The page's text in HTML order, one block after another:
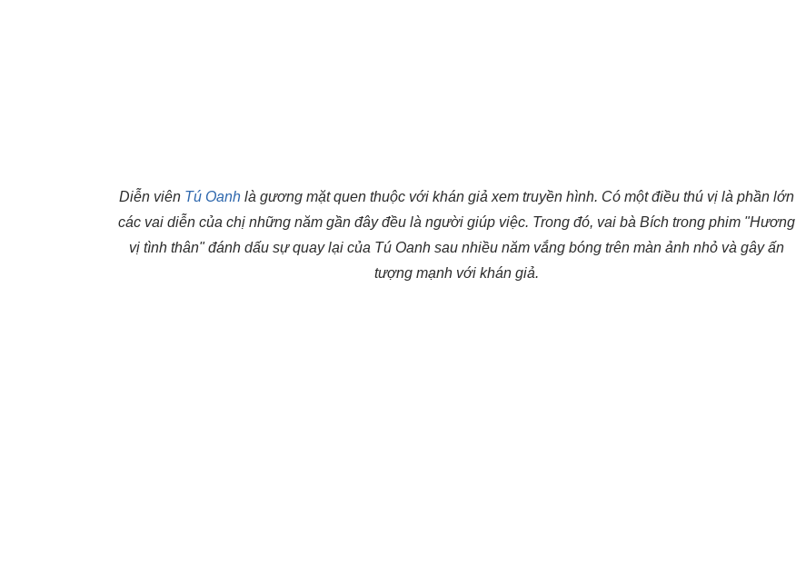
Diễn viên Tú Oanhlà gương mặt quen thuộc với khán giả xem truyền hình. Có một điều thú vị là phần lớn
các vai diễn của chị những năm gần đây đều là người giúp việc. Trong đó, vai bà Bích trong phim "Hương
vị tình thân" đánh dấu sự quay lại của Tú Oanh sau nhiều năm vắng bóng trên màn ảnh nhỏ và gây ấn
tượng mạnh với khán giả.